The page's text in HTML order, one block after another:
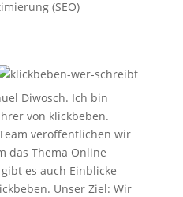
(SEO)
Diwosch. Ich bin
von klickbeben.
veröffentlichen wir
das Thema Online
es auch Einblicke
Unser Ziel: Wir